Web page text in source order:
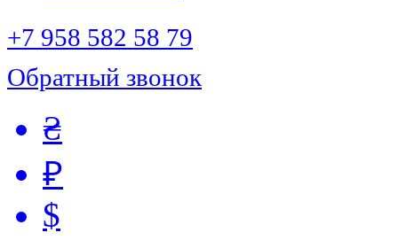
+7 958 582 58 79
Обратный звонок
₴
₽
$